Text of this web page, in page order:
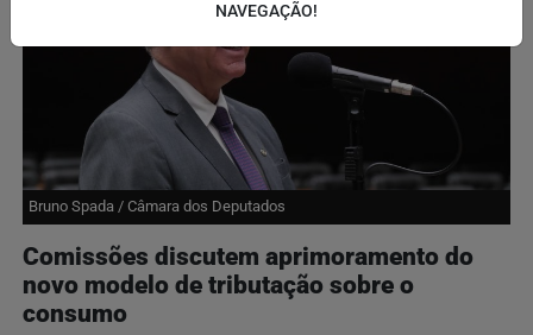
Bruno Spada / Câmara dos Deputados
Comissões discutem aprimoramento do
novo modelo de tributação sobre o
consumo
NAVEGAÇÃO!